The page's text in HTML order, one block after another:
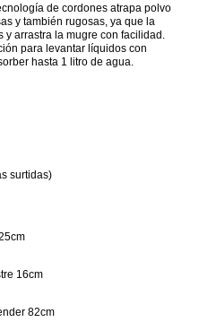
de cordones atrapa polvo
y también rugosas, ya que la
arrastra la mugre con facilidad.
para levantar líquidos con
hasta 1 litro de agua.
surtidas)
16cm
82cm